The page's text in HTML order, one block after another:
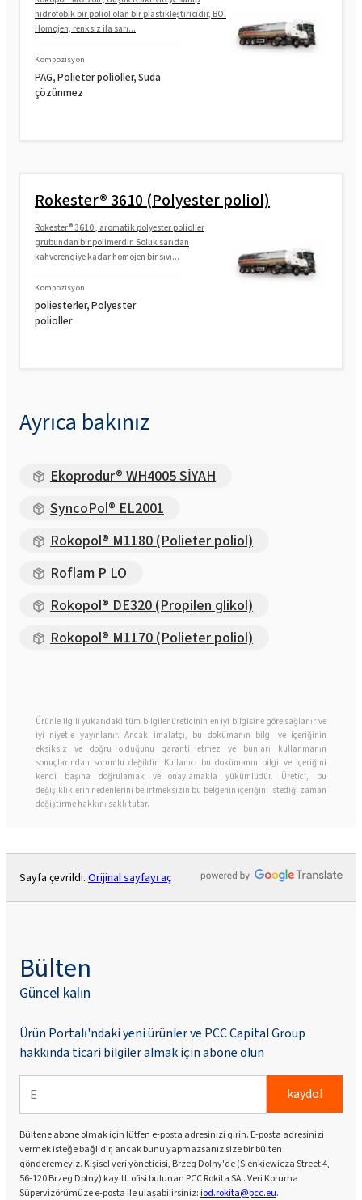
hidrofobik bir poliol olan bir plastikleştiricidir, BO.
Homojen, renksiz ila sarı...
Kompozisyon
PAG, Polieter polioller, Suda
çözünmez
Rokester® 3610 (Polyester poliol)
Rokester® 3610 , aromatik polyester polioller
grubundan bir polimerdir. Soluk sarıdan
kahverengiye kadar homojen bir sıvı...
Kompozisyon
poliesterler, Polyester
polioller
Ayrıca bakınız
Ekoprodur® WH4005 SİYAH
SyncoPol® EL2001
Rokopol® M1180 (Polieter poliol)
Roflam P LO
Rokopol® DE320 (Propilen glikol)
Rokopol® M1170 (Polieter poliol)
Ürünle ilgili yukarıdaki tüm bilgiler üreticinin en iyi bilgisine göre sağlanır ve
iyi niyetle yayınlanır. Ancak imalatçı, bu dokümanın bilgi ve içeriğinin
eksiksiz ve doğru olduğunu garanti etmez ve bunları kullanmanın
sonuçlarından sorumlu değildir. Kullanıcı bu dokümanın bilgi ve içeriğini
kendi başına doğrulamak ve onaylamakla yükümlüdür. Üretici, bu
değişikliklerin nedenlerini belirtmeksizin bu belgenin içeriğini istediği zaman
değiştirme hakkını saklı tutar.
Sayfa çevrildi. Orijinal sayfayı aç
Bülten
Güncel kalın
Ürün Portalı'ndaki yeni ürünler ve PCC Capital Group
hakkında ticari bilgiler almak için abone olun
kaydol
Bültene abone olmak için lütfen e-posta adresinizi girin. E-posta adresinizi
vermek isteğe bağlıdır, ancak bunu yapmazsanız size bir bülten
gönderemeyiz. Kişisel veri yöneticisi, Brzeg Dolny'de (Sienkiewicza Street 4,
56-120 Brzeg Dolny) kayıtlı ofisi bulunan PCC Rokita SA . Veri Koruma
Süpervizörümüze e-posta ile ulaşabilirsiniz:iod.rokita@pcc.eu.